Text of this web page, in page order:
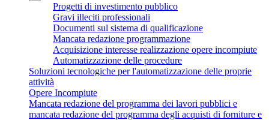
Progetti di investimento pubblico
Gravi illeciti professionali
Documenti sul sistema di qualificazione
Mancata redazione programmazione
Acquisizione interesse realizzazione opere incompiute
Automatizzazione delle procedure
Soluzioni tecnologiche per l'automatizzazione delle proprie
attività
Opere Incompiute
Mancata redazione del programma dei lavori pubblici e
mancata redazione del programma degli acquisti di forniture e